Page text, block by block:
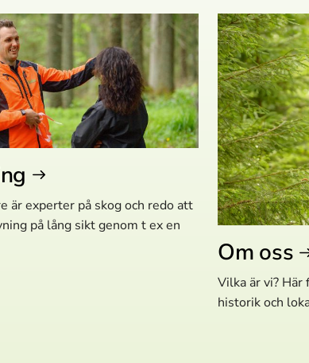
är experter på skog och redo att
på lång sikt genom t ex en
Om oss
Vilka är vi? Här
historik och